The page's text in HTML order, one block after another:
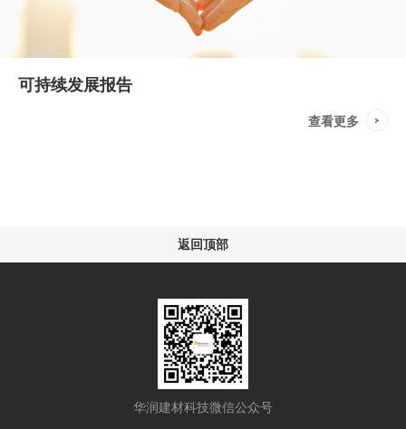
可持续发展报告
查看更多
返回顶部
华润建材科技微信公众号